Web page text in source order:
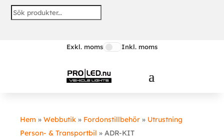
Exkl. moms Inkl. moms
Hem » Webbutik » Fordonstillbehör » Utrustning
Person- & Transportbil » ADR-KIT